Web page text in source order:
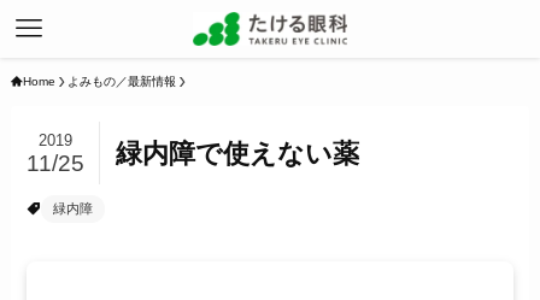
Home よみもの／最新情報
緑内障で使えない薬
2019
11/25
緑内障